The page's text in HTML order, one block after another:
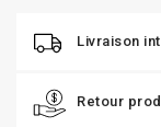
Livraison
Retour